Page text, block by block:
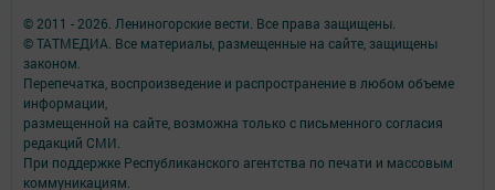
© 2011 - 2026. Лениногорские вести. Все права защищены.
© ТАТМЕДИА. Все материалы, размещенные на сайте, защищены
законом.
Перепечатка, воспроизведение и распространение в любом объеме
информации,
размещенной на сайте, возможна только с письменного согласия
редакций СМИ.
При поддержке Республиканского агентства по печати и массовым
коммуникациям.